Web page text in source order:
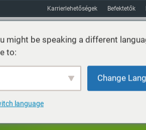
Karrierlehetőségek Befektetők
might be speaking a different
to:
Change
language